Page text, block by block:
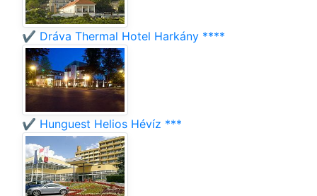
✔️ Dráva Thermal Hotel Harkány ****
✔️ Hunguest Helios Hévíz ***